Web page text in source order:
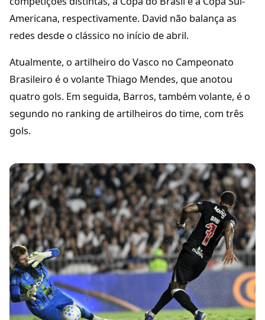
Americana, respectivamente. David não balança as
redes desde o clássico no início de abril.
Atualmente, o artilheiro do Vasco no Campeonato
Brasileiro é o volante Thiago Mendes, que anotou
quatro gols. Em seguida, Barros, também volante, é o
segundo no ranking de artilheiros do time, com três
gols.